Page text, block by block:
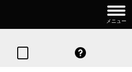
メニュー